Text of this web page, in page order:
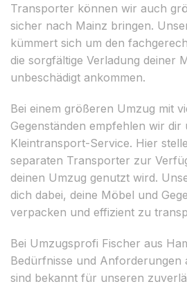
Transporter können wir auch
sicher nach Mainz bringen.
kümmert sich um den
die sorgfältige Verladung deiner
unbeschädigt ankommen.
Bei einem größeren Umzug mit
Gegenständen empfehlen wir dir
Kleintransport-Service. Hier
separaten Transporter zur
deinen Umzug genutzt wird.
dich dabei, deine Möbel und
verpacken und effizient zu
Bei Umzugsprofi Fischer aus
Bedürfnisse und Anforderungen
sind bekannt für unseren